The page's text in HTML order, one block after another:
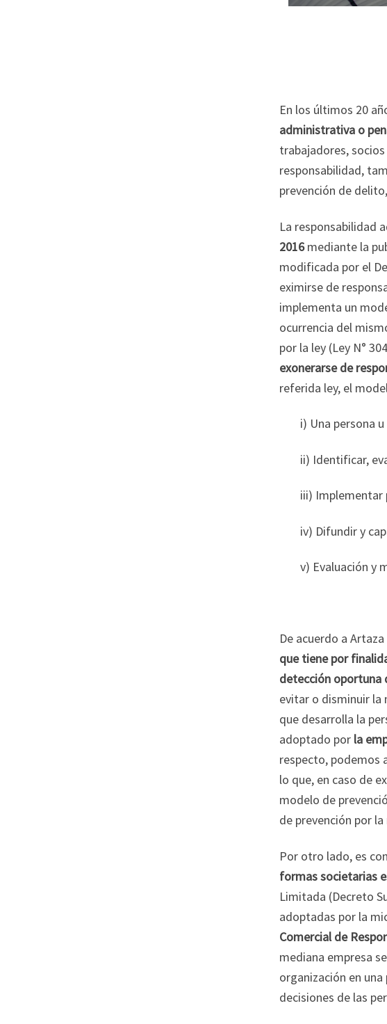
En los últimos 20
administrativa o
trabajadores,
responsabilidad,
prevención de delito,
La responsabilidad
2016mediante la
modificada por el
eximirse de
implementa un
ocurrencia del
por la ley (Ley N°
exonerarse de
referida ley, el
i) Una persona
ii) Identificar,
iii) Implementar
iv) Difundir y
v) Evaluación y
De acuerdo a
que tiene por
detección oportuna
evitar o disminuir la
que desarrolla la
adoptado por la
respecto, podemos
lo que, en caso de
modelo de
de prevención por
Por otro lado, es
formas societarias
Limitada (Decreto
adoptadas por la
Comercial de
mediana empresa
organización en
decisiones de las